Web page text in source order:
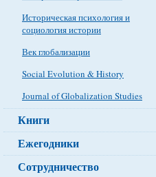
Историческая психология и
социология истории
Век глобализации
Social Evolution & History
Journal of Globalization Studies
Книги
Ежегодники
Сотрудничество